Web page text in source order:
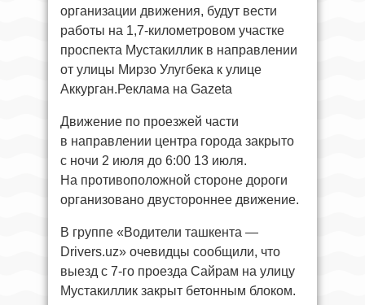
организации движения, будут вести
работы на 1,7-километровом участке
проспекта Мустакиллик в направлении
от улицы Мирзо Улугбека к улице
Аккурган.Реклама на Gazeta
Движение по проезжей части
в направлении центра города закрыто
с ночи 2 июля до 6:00 13 июля.
На противоположной стороне дороги
организовано двустороннее движение.
В группе «Водители ташкента —
Drivers.uz» очевидцы сообщили, что
выезд с 7-го проезда Сайрам на улицу
Мустакиллик закрыт бетонным блоком.